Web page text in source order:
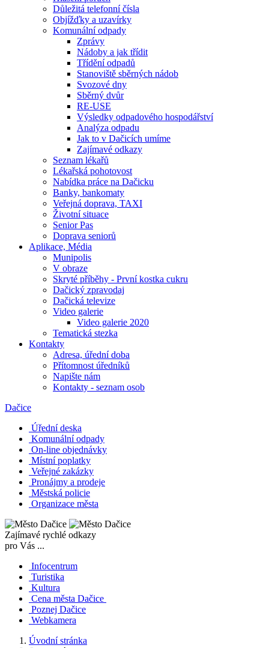
Důležitá telefonní čísla
Objížďky a uzavírky
Komunální odpady
Zprávy
Nádoby a jak třídit
Třídění odpadů
Stanoviště sběrných nádob
Svozové dny
Sběrný dvůr
RE-USE
Výsledky odpadového hospodářství
Analýza odpadu
Jak to v Dačicích umíme
Zajímavé odkazy
Seznam lékařů
Lékařská pohotovost
Nabídka práce na Dačicku
Banky, bankomaty
Veřejná doprava, TAXI
Životní situace
Senior Pas
Doprava seniorů
Aplikace, Média
Munipolis
V obraze
Skryté příběhy - První kostka cukru
Dačický zpravodaj
Dačická televize
Video galerie
Video galerie 2020
Tematická stezka
Kontakty
Adresa, úřední doba
Přítomnost úředníků
Napište nám
Kontakty - seznam osob
Dačice
Úřední deska
Komunální odpady
On-line objednávky
Místní poplatky
Veřejné zakázky
Pronájmy a prodeje
Městská policie
Organizace města
Zajímavé rychlé odkazy
pro Vás ...
Infocentrum
Turistika
Kultura
Cena města Dačice
Poznej Dačice
Webkamera
Úvodní stránka